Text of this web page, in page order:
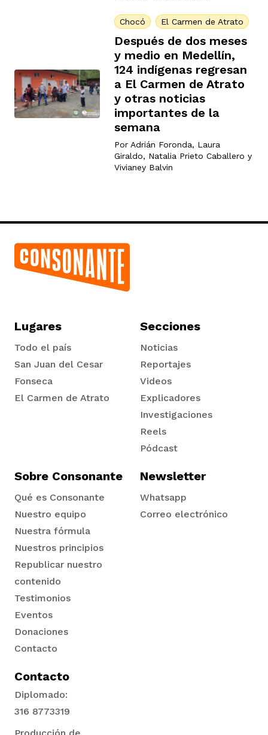
Chocó El Carmen de Atrato
Después de dos meses
y medio en Medellín,
124 indígenas regresan
a El Carmen de Atrato
y otras noticias
importantes de la
semana
Por Adrián Foronda, Laura
Giraldo, Natalia Prieto Caballero y
Vivianey Balvin
Lugares
Todo el país
San Juan del Cesar
Fonseca
El Carmen de Atrato
Secciones
Noticias
Reportajes
Videos
Explicadores
Investigaciones
Reels
Pódcast
Sobre Consonante
Qué es Consonante
Nuestro equipo
Nuestra fórmula
Nuestros principios
Republicar nuestro
contenido
Testimonios
Eventos
Donaciones
Contacto
Newsletter
Whatsapp
Correo electrónico
Contacto
Diplomado:
316 8773319